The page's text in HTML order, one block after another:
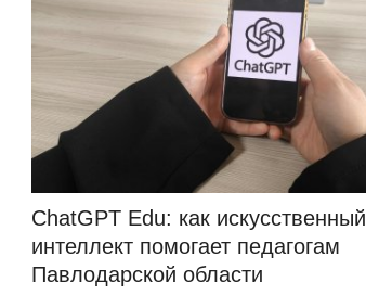
ChatGPT Edu: как искусственный
интеллект помогает педагогам
Павлодарской области